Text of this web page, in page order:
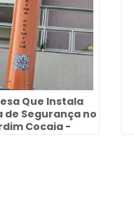
Que Instala
de Segurança no
Cocaia -